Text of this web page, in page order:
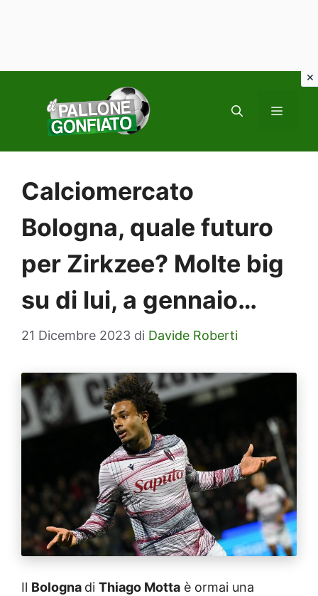
contenuto
MENU
Calciomercato
Bologna, quale futuro
per Zirkzee? Molte big
su di lui, a gennaio…
21 Dicembre 2023 di Davide Roberti
Il Bologna di Thiago Motta è ormai una